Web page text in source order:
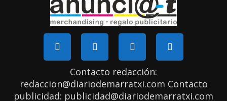
Contacto redacción:
redaccion@diariodemarratxi.com Contacto
publicidad: publicidad@diariodemarratxi.com